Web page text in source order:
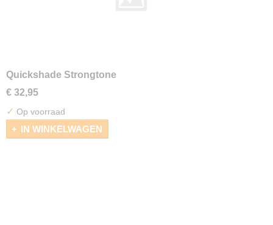
Quickshade Strongtone
€ 32,95
✓ Op voorraad
IN WINKELWAGEN